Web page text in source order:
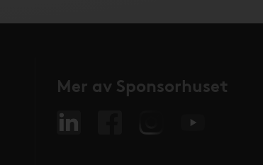
Mer av Sponsorhuset